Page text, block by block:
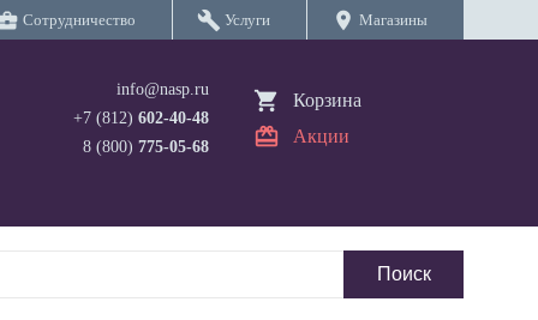
Сотрудничество build Услуги location_on Магазины
info@nasp.ru
+7 (812) 602-40-48
8 (800) 775-05-68
Корзина
Акции